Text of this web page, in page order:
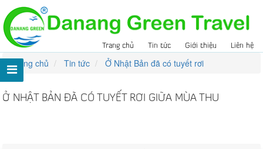
Trang chủ Tin tức Giới thiệu Liên hệ
Trang chủ Tin tức Ở Nhật Bản đã có tuyết rơi
Ở NHẬT BẢN ĐÃ CÓ TUYẾT RƠI GIỮA MÙA THU